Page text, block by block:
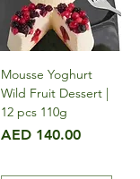
Mousse Yoghurt
Wild Fruit Dessert |
12 pcs 110g
मूल्य
AED 140.00